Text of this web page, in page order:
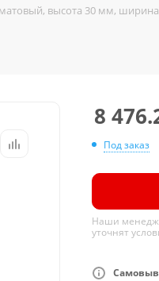
высота 30 мм,
8
Под заказ
Наши
уточнят